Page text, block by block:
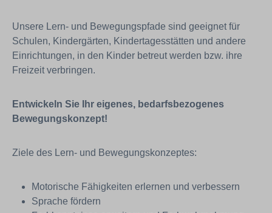
Unsere Lern- und Bewegungspfade sind geeignet für
Schulen, Kindergärten, Kindertagesstätten und andere
Einrichtungen, in den Kinder betreut werden bzw. ihre
Freizeit verbringen.
Entwickeln Sie Ihr eigenes, bedarfsbezogenes
Bewegungskonzept!
Ziele des Lern- und Bewegungskonzeptes:
Motorische Fähigkeiten erlernen und verbessern
Sprache fördern